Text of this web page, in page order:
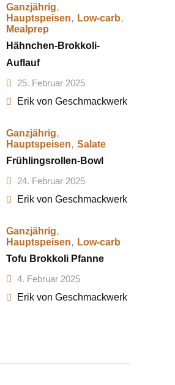
Ganzjährig,
Hauptspeisen, Low-carb,
Mealprep
Hähnchen-Brokkoli-
Auflauf
25. Februar 2025
Erik von Geschmackwerk
Ganzjährig,
Hauptspeisen,Salate
Frühlingsrollen-Bowl
24. Februar 2025
Erik von Geschmackwerk
Ganzjährig,
Hauptspeisen, Low-carb
Tofu Brokkoli Pfanne
4. Februar 2025
Erik von Geschmackwerk